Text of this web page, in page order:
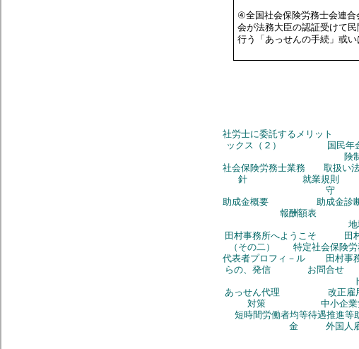
④全国社会保険労務士会連
会が法務大臣の認証受けて民
行う「あっせんの手続」或い
社労士に委託するメリ
ックス（２）
国民年
険
社会保険労務士業務
取扱い
針
就業規則
助成金概要
助成金診
報酬額表
田村事務所へようこそ
田
（その二）
特定社会保険
代表者プロフィ－ル
田村事
らの、発信
お問合せ
あっせん代理
改正雇
対策
中小企
短時間労働者均等待遇推進等
金
外国人